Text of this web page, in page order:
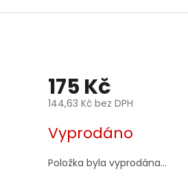
175 Kč
144,63 Kč bez DPH
cena:
Vyprodáno
Položka byla vyprodána…